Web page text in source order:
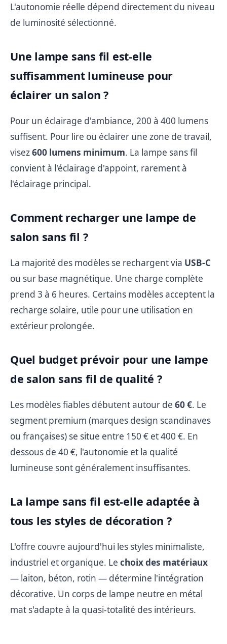
L'autonomie réelle dépend directement du niveau
de luminosité sélectionné.
Une lampe sans fil est-elle
suffisamment lumineuse pour
éclairer un salon ?
Pour un éclairage d'ambiance, 200 à 400 lumens
suffisent. Pour lire ou éclairer une zone de travail,
visez600 lumens minimum. La lampe sans fil
convient à l'éclairage d'appoint, rarement à
l'éclairage principal.
Comment recharger une lampe de
salon sans fil ?
La majorité des modèles se rechargent via USB-C
ou sur base magnétique. Une charge complète
prend 3 à 6 heures. Certains modèles acceptent la
recharge solaire, utile pour une utilisation en
extérieur prolongée.
Quel budget prévoir pour une lampe
de salon sans fil de qualité ?
Les modèles fiables débutent autour de 60 €. Le
segment premium (marques design scandinaves
ou françaises) se situe entre 150 € et 400 €. En
dessous de 40 €, l'autonomie et la qualité
lumineuse sont généralement insuffisantes.
La lampe sans fil est-elle adaptée à
tous les styles de décoration ?
L'offre couvre aujourd'hui les styles minimaliste,
industriel et organique. Le choix des matériaux
— laiton, béton, rotin — détermine l'intégration
décorative. Un corps de lampe neutre en métal
mat s'adapte à la quasi-totalité des intérieurs.